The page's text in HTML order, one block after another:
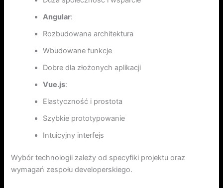
Angular:
Rozbudowana architektura
Wbudowane funkcje
Dobre dla złożonych aplikacji
Vue.js:
Elastyczność i prostota
Szybkie prototypowanie
Intuicyjny interfejs
Wybór technologii zależy od specyfiki projektu oraz
wymagań zespołu developerskiego.